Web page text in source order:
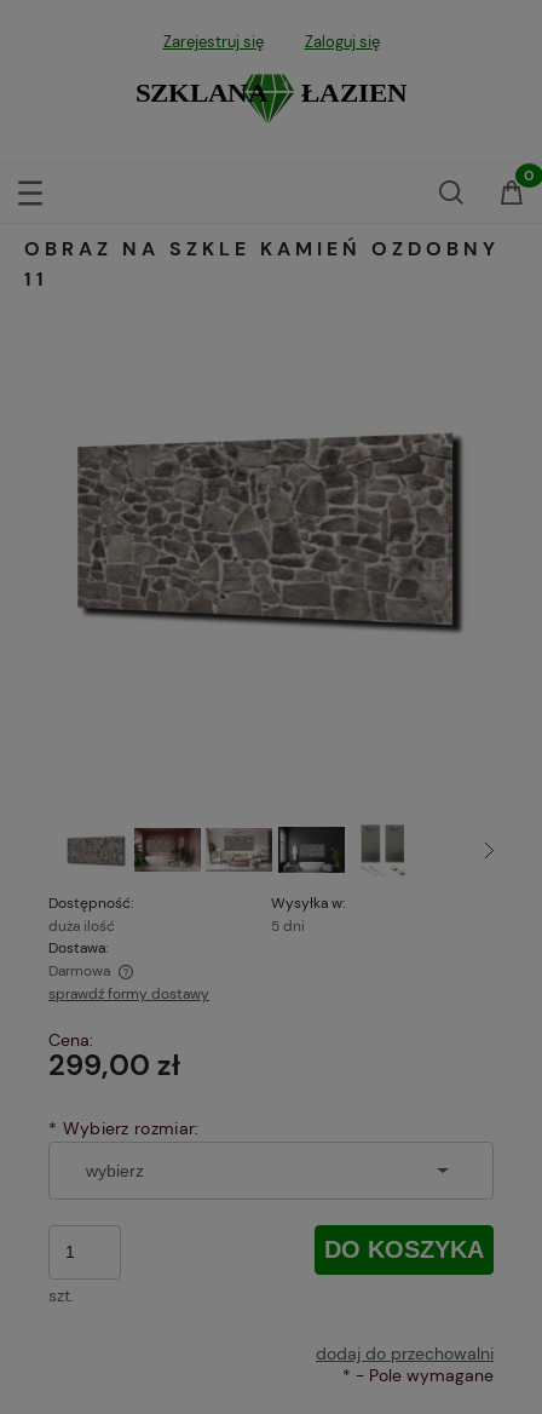
Zarejestruj się Zaloguj się
OBRAZ NA SZKLE KAMIEŃ OZDOBNY
11
Dostępność:
duża ilość
Wysyłka w:
5 dni
Dostawa:
Darmowa
Cena nie zawiera ewentualnych kosztów płatności
sprawdź formy dostawy
Cena:
299,00 zł
* Wybierz rozmiar:
szt.
DO KOSZYKA
dodaj do przechowalni
* - Pole wymagane